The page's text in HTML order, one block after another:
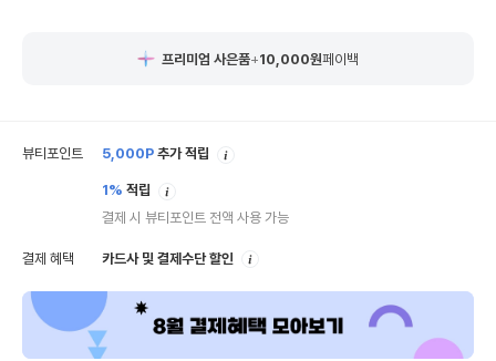
프리미엄 사은품+10,000원페이백
뷰티포인트 5,000P 추가 적립
1% 적립
결제 시 뷰티포인트 전액 사용 가능
결제 혜택 카드사 및 결제수단 할인